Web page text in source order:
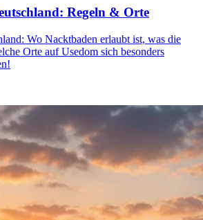
Regeln & Orte
Wo Nacktbaden erlaubt ist, was die
Orte auf Usedom sich besonders